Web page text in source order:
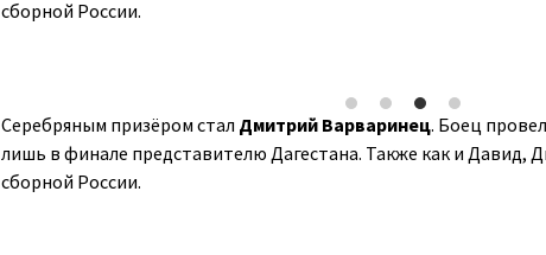
сборной России.
Серебряным призёром стал Дмитрий Варваринец. Боец
лишь в финале представителю Дагестана. Также как и Давид,
сборной России.